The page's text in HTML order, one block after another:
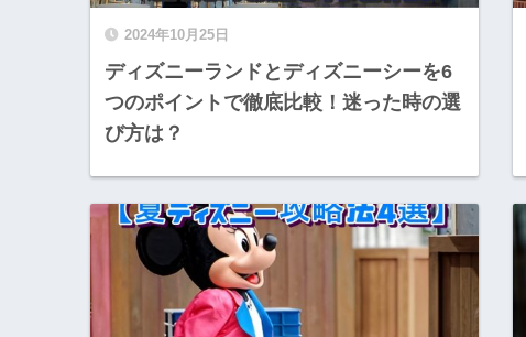
2024年10月25日
ディズニーランドとディズニーシーを6
つのポイントで徹底比較！迷った時の選
び方は？